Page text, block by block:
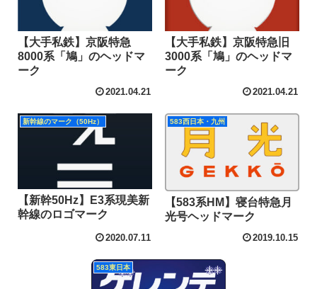
【大手私鉄】京阪特急
8000系「鳩」のヘッドマ
ーク
2021.04.21
【大手私鉄】京阪特急旧
3000系「鳩」のヘッドマ
ーク
2021.04.21
新幹線のマーク（50Hz）
【新幹50Hz】E3系現美新
幹線のロゴマーク
2020.07.11
583西日本・九州
【583系HM】寝台特急月
光号ヘッドマーク
2019.10.15
583東日本